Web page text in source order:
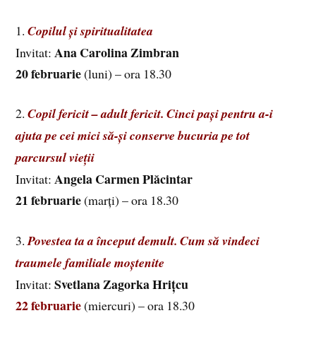
1.Copilul și spiritualitatea
Invitat: Ana Carolina Zimbran
20 februarie(luni) – ora 18.30
2. Copil fericit – adult fericit. Cinci pași pentru a-i
ajuta pe cei mici să-și conserve bucuria pe tot
parcursul vieții
Invitat:Angela Carmen Plăcintar
21 februarie(marți) – ora 18.30
3. Povestea ta a început demult. Cum să vindeci
traumele familiale moștenite
Invitat:Svetlana Zagorka Hrițcu
22 februarie(miercuri) – ora 18.30